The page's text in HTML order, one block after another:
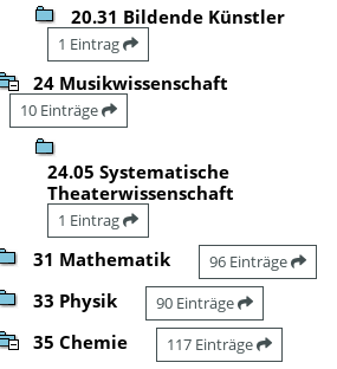
20.31 Bildende Künstler
1 Eintrag
24 Musikwissenschaft
10 Einträge
24.05 Systematische
Theaterwissenschaft
1 Eintrag
31 Mathematik 96 Einträge
33 Physik 90 Einträge
35 Chemie 117 Einträge